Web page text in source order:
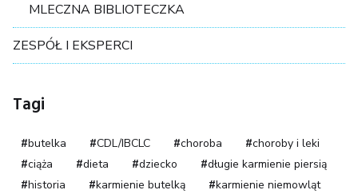
MLECZNA BIBLIOTECZKA
ZESPÓŁ I EKSPERCI
Tagi
butelka CDL/IBCLC choroba
choroby i leki
ciąża
dieta dziecko
długie karmienie piersią
historia
karmienie butelką
karmienie niemowląt